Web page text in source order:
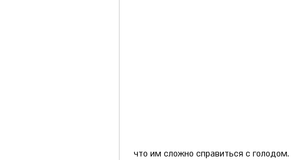
что им сложно справиться с голодом.